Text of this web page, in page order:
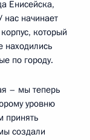
Енисейска,
начинает
который
находились
по городу.
– мы теперь
уровню
принять
создали